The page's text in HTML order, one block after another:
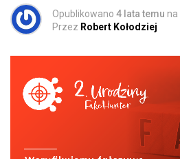
Opublikowano 4 lata temu na
Przez Robert Kołodziej